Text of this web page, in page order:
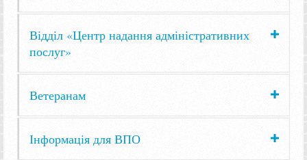
Відділ «Центр надання адміністративних
послуг»
Ветеранам
Інформація для ВПО